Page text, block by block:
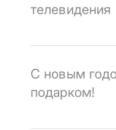
телевидения
С новым
подарком!